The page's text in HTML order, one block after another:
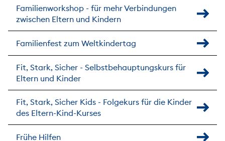
Familienworkshop - für mehr Verbindungen
zwischen Eltern und Kindern
Familienfest zum Weltkindertag
Fit, Stark, Sicher - Selbstbehauptungskurs für
Eltern und Kinder
Fit, Stark, Sicher Kids - Folgekurs für die Kinder
des Eltern-Kind-Kurses
Frühe Hilfen